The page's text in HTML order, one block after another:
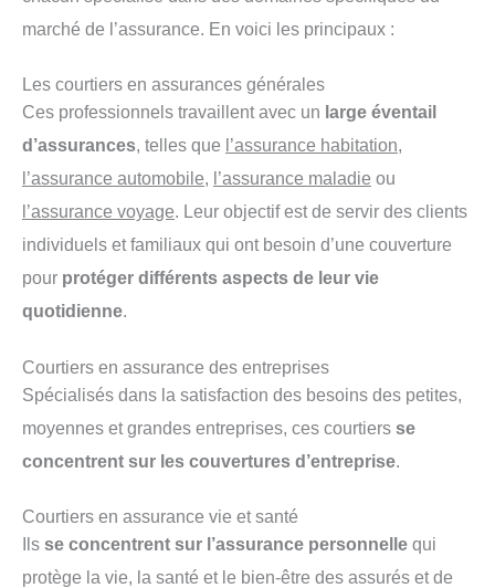
marché de l’assurance. En voici les principaux :
Les courtiers en assurances générales
Ces professionnels travaillent avec un large éventail
d’assurances, telles que l’assurance habitation,
l’assurance automobile, l’assurance maladie ou
l’assurance voyage. Leur objectif est de servir des clients
individuels et familiaux qui ont besoin d’une couverture
pour protéger différents aspects de leur vie
quotidienne.
Courtiers en assurance des entreprises
Spécialisés dans la satisfaction des besoins des petites,
moyennes et grandes entreprises, ces courtiers se
concentrent sur les couvertures d’entreprise.
Courtiers en assurance vie et santé
Ils se concentrent sur l’assurance personnelle qui
protège la vie, la santé et le bien-être des assurés et de